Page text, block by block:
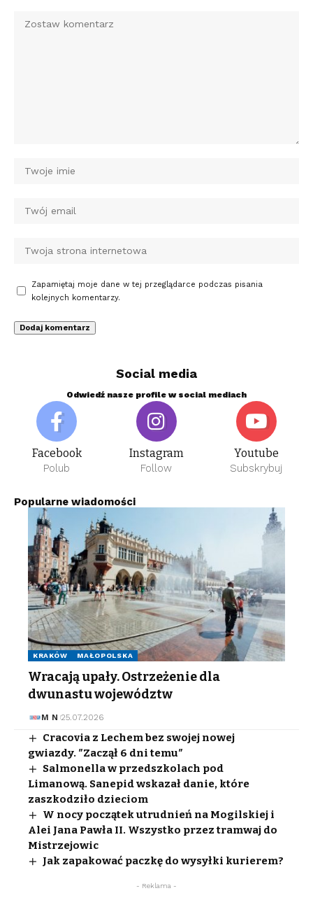
Zapamiętaj moje dane w tej przeglądarce podczas pisania
kolejnych komentarzy.
Social media
Odwiedź nasze profile w social mediach
Facebook
Polub
Instagram
Follow
Youtube
Subskrybuj
Popularne wiadomości
KRAKÓW MAŁOPOLSKA
Wracają upały. Ostrzeżenie dla
dwunastu województw
M N 25.07.2026
Cracovia z Lechem bez swojej nowej
gwiazdy. ″Zaczął 6 dni temu″
Salmonella w przedszkolach pod
Limanową. Sanepid wskazał danie, które
zaszkodziło dzieciom
W nocy początek utrudnień na Mogilskiej i
Alei Jana Pawła II. Wszystko przez tramwaj do
Mistrzejowic
Jak zapakować paczkę do wysyłki kurierem?
- Reklama -